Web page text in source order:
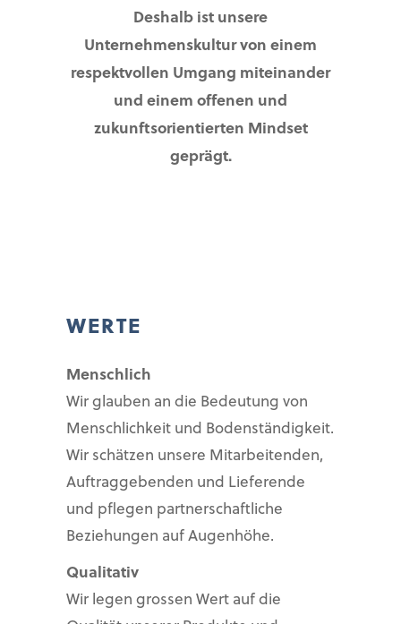
Deshalb ist unsere
Unternehmenskultur von einem
respektvollen Umgang miteinander
und einem offenen und
zukunftsorientierten Mindset
geprägt.
WERTE
Menschlich
Wir glauben an die Bedeutung von
Menschlichkeit und Bodenständigkeit.
Wir schätzen unsere Mitarbeitenden,
Auftraggebenden und Lieferende
und pflegen partnerschaftliche
Beziehungen auf Augenhöhe.
Qualitativ
Wir legen grossen Wert auf die